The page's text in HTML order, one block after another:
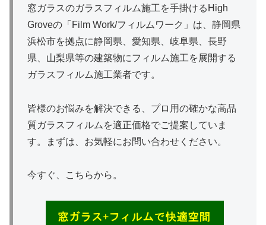
窓ガラスのガラスフィルム施工を手掛けるHigh
Groveの「Film Work/フィルムワーク」は、静岡県
浜松市を拠点に静岡県、愛知県、岐阜県、長野
県、山梨県等の建築物にフィルム施工を展開する
ガラスフィルム施工業者です。
皆様のお悩みを解決できる、プロ用の確かな高品
質ガラスフィルムを適正価格でご提案していま
す。まずは、お気軽にお問い合わせください。
今すぐ、こちらから。